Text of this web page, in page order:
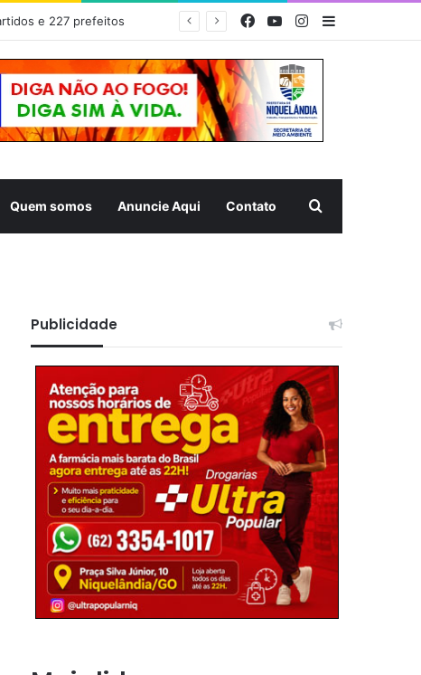
FacebookYouTubeInstagram
Quem somos Anuncie Aqui Contato
Publicidade